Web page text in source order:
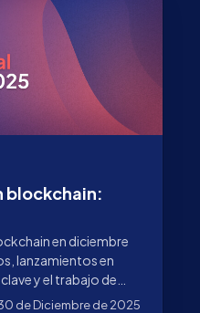
blockchain:
en diciembre
lanzamientos en
y el trabajo de
de Diciembre de 2025